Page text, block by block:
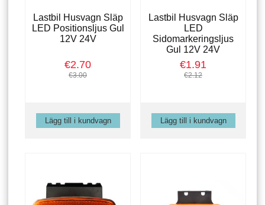
Lastbil Husvagn Släp
LED Positionsljus Gul
12V 24V
€2.70
€3.00
Lastbil Husvagn Släp
LED
Sidomarkeringsljus
Gul 12V 24V
€1.91
€2.12